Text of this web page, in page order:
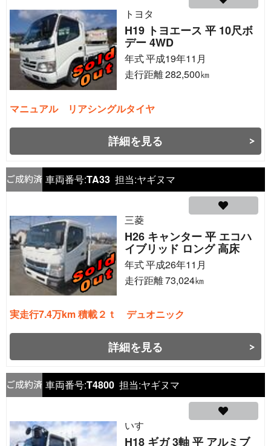
トヨタ
H19 トヨエース 平 10尺ボ
デー 4WD
年式平成19年11月
走行距離282,500㎞
マニュアル リアシングルタイヤ
詳細を見る
車両番号:TA33 担当:ヤギヌマ
三菱
H26 キャンター 平 エコハ
イブリッド ロング 高床
年式平成26年11月
走行距離73,024㎞
実走行7.4万km 積載２ｔ デュオニック
詳細を見る
車両番号:T4800 担当:ヤギヌマ
いすゞ
H18 ギガ 3軸 平 アルミブ